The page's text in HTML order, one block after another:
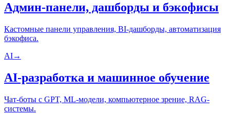
Админ-панели, дашборды и бэкофисы
Кастомные панели управления, BI-дашборды, автоматизация
бэкофиса.
AI→
AI-разработка и машинное обучение
Чат-боты с GPT, ML-модели, компьютерное зрение, RAG-
системы.